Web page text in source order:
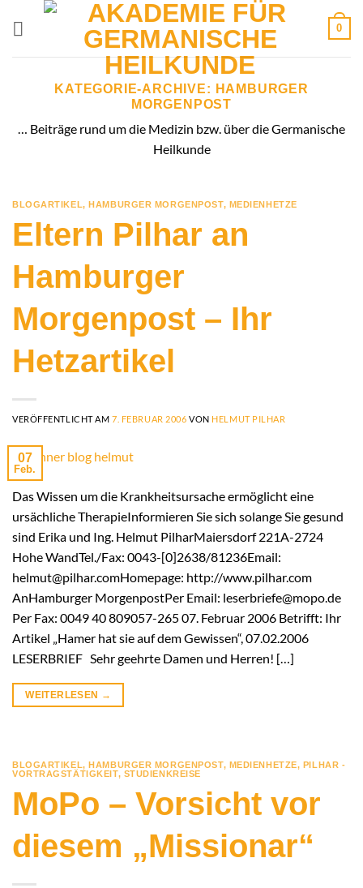
0
KATEGORIE-ARCHIVE: HAMBURGER
MORGENPOST
… Beiträge rund um die Medizin bzw. über die Germanische
Heilkunde
BLOGARTIKEL,HAMBURGER MORGENPOST, MEDIENHETZE
Eltern Pilhar an
Hamburger
Morgenpost – Ihr
Hetzartikel
VERÖFFENTLICHT AM7. FEBRUAR 2006 VON HELMUT PILHAR
07
Feb.
Das Wissen um die Krankheitsursache ermöglicht eine
ursächliche TherapieInformieren Sie sich solange Sie gesund
sind Erika und Ing. Helmut PilharMaiersdorf 221A-2724
Hohe WandTel./Fax: 0043-[0]2638/81236Email:
helmut@pilhar.comHomepage: http://www.pilhar.com
AnHamburger MorgenpostPer Email: leserbriefe@mopo.de
Per Fax: 0049 40 809057-265 07. Februar 2006 Betrifft: Ihr
Artikel „Hamer hat sie auf dem Gewissen“, 07.02.2006
LESERBRIEF Sehr geehrte Damen und Herren! […]
WEITERLESEN →
BLOGARTIKEL,HAMBURGER MORGENPOST, MEDIENHETZE, PILHAR -
VORTRAGSTÄTIGKEIT, STUDIENKREISE
MoPo – Vorsicht vor
diesem „Missionar“